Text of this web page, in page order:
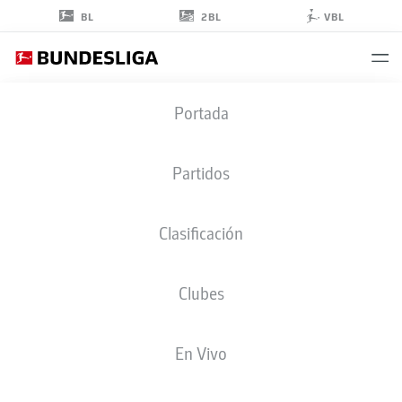
BL 2BL VBL
Portada
Partidos
Clasificación
Clubes
En Vivo